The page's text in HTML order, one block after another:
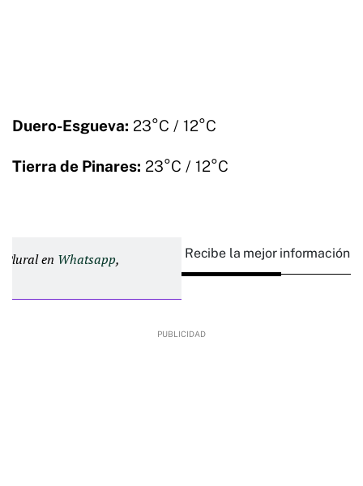
Duero-Esgueva: 23°C / 12°C
Tierra de Pinares: 23°C / 12°C
Plural en Whatsapp, Recibe la mejor información